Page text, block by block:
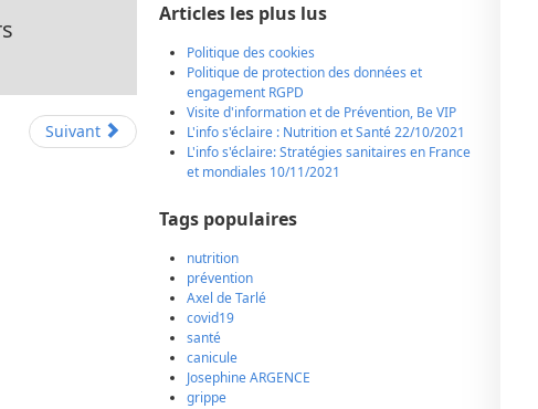
Suivant
Articles les plus lus
Politique des cookies
Politique de protection des données et
engagement RGPD
Visite d'information et de Prévention, Be VIP
L'info s'éclaire : Nutrition et Santé 22/10/2021
L'info s'éclaire: Stratégies sanitaires en France
et mondiales 10/11/2021
Tags populaires
nutrition
prévention
Axel de Tarlé
covid19
santé
canicule
Josephine ARGENCE
grippe